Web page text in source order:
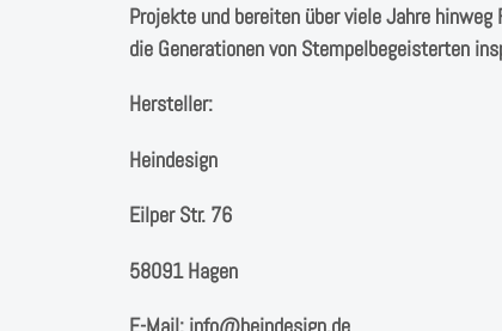
Projekte und bereiten über viele Jahre
die Generationen von Stempelbegeisterten
Hersteller:
Heindesign
Eilper Str. 76
58091 Hagen